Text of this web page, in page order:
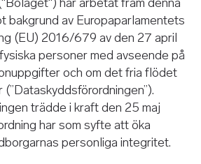
bakgrund av Europaparlamentets
(EU) 2016/679 av den 27 april
personer med avseende på
och om det fria flödet
trädde i kraft den 25 maj
har som syfte att öka
personliga integritet.